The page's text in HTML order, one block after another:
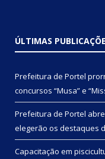
ÚLTIMAS
Prefeitura de Portel
concursos “Musa” e
Prefeitura de Portel
elegerão os destaques
Capacitação em